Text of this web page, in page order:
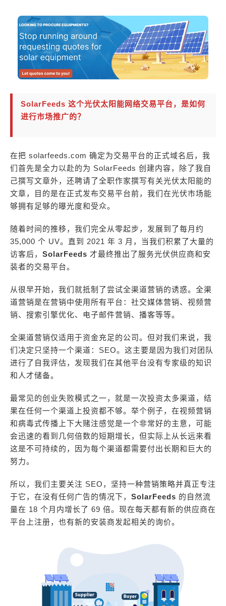
SolarFeeds 这个光伏太阳能网络交易平台，是如何
进行市场推广的？
在把 solarfeeds.com 确定为交易平台的正式域名后，我
们首先是全力以赴的为 SolarFeeds 创建内容，除了我自
己撰写文章外，还聘请了全职作家撰写有关光伏太阳能的
文章，目的是在正式发布交易平台前，我们在光伏市场能
够拥有足够的曝光度和受众。
随着时间的推移，我们完全从零起步，发展到了每月约
35,000 个 UV。直到 2021 年 3 月，当我们积累了大量的
访客后， SolarFeeds 才最终推出了服务光伏供应商和安
装者的交易平台。
从很早开始，我们就抵制了尝试全渠道营销的诱惑。全渠
道营销是在营销中使用所有平台：社交媒体营销、视频营
销、搜索引擎优化、电子邮件营销、播客等等。
全渠道营销仅适用于资金充足的公司。但对我们来说，我
们决定只坚持一个渠道：SEO。这主要是因为我们对团队
进行了自我评估，发现我们在其他平台没有专家级的知识
和人才储备。
最常见的创业失败模式之一，就是一次投资太多渠道，结
果在任何一个渠道上投资都不够。举个例子，在视频营销
和病毒式传播上下大赌注感觉是一个非常好的主意，可能
会迅速的看到几何倍数的短期增长，但实际上从长远来看
这是不可持续的，因为每个渠道都需要付出长期和巨大的
努力。
所以，我们主要关注 SEO，坚持一种营销策略并真正专注
于它，在没有任何广告的情况下， SolarFeeds 的自然流
量在 18 个月内增长了 69 倍。现在每天都有新的供应商在
平台上注册，也有新的安装商发起相关的询价。